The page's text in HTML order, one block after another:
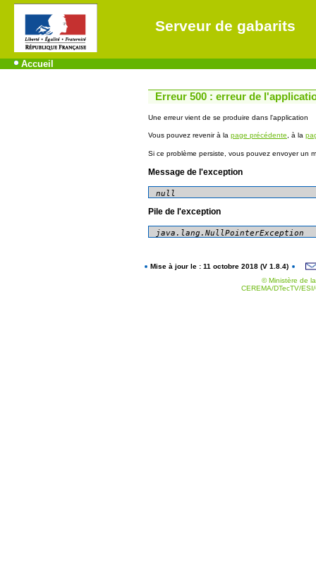
Serveur de gabarits
Accueil
Erreur 500 : erreur de
Une erreur vient de se produire dans l'application
Vous pouvez revenir à la page précédente, à la
Si ce problème persiste, vous pouvez envoyer un
Message de l'exception
null
Pile de l'exception
Mise à jour le : 11 octobre 2018 (V 1.8.4)
© Ministère de
CEREMA/DTecTV/